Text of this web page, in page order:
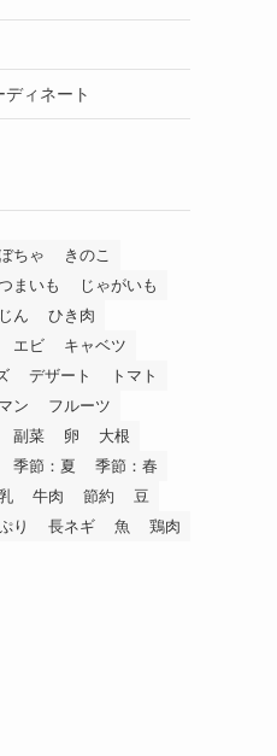
ィネート
ちゃ
きのこ
まいも
じゃがいも
ん
ひき肉
エビ
キャベツ
デザート
トマト
ン
フルーツ
副菜 卵
大根
季節：夏
季節：春
牛肉 節約
豆
り 長ネギ 魚 鶏肉